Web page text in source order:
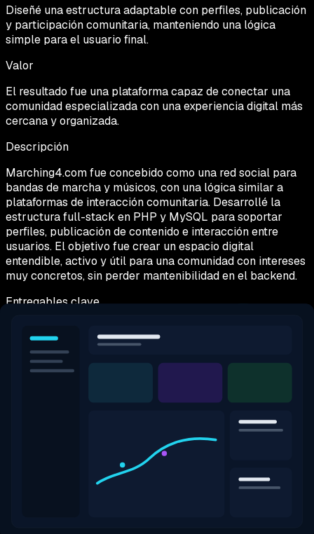
Diseñé una estructura adaptable con perfiles, publicación
y participación comunitaria, manteniendo una lógica
simple para el usuario final.
Valor
El resultado fue una plataforma capaz de conectar una
comunidad especializada con una experiencia digital más
cercana y organizada.
Descripción
Marching4.com fue concebido como una red social para
bandas de marcha y músicos, con una lógica similar a
plataformas de interacción comunitaria. Desarrollé la
estructura full-stack en PHP y MySQL para soportar
perfiles, publicación de contenido e interacción entre
usuarios. El objetivo fue crear un espacio digital
entendible, activo y útil para una comunidad con intereses
muy concretos, sin perder mantenibilidad en el backend.
Entregables clave
Perfiles e interacción entre usuarios
Gestión de contenido comunitario
Base escalable en PHP y MySQL